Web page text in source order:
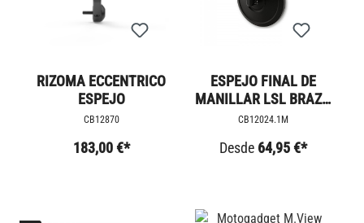
RIZOMA ECCENTRICO
ESPEJO
CB12870
183,00 €*
ESPEJO FINAL DE
MANILLAR LSL BRAZO
RÍGIDO RETRO
CB12024.1M
Desde 64,95 €*